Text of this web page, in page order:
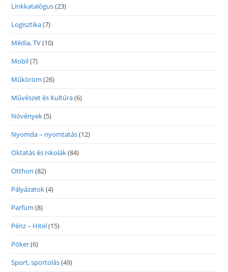
Linkkatalógus(23)
Logisztika(7)
Média, TV(10)
Mobil(7)
Műköröm (26)
Művészet és Kultúra(6)
Növények(5)
Nyomda – nyomtatás(12)
Oktatás és Iskolák(84)
Otthon (82)
Pályázatok(4)
Parfüm (8)
Pénz – Hitel(15)
Póker(6)
Sport, sportolás(49)